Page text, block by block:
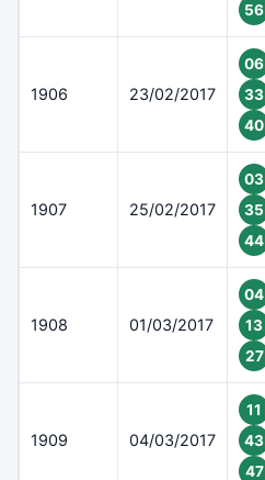
56
1906 23/02/2017
06
33
40
1907 25/02/2017
03
35
44
1908 01/03/2017
04
13
27
1909 04/03/2017
11
43
47